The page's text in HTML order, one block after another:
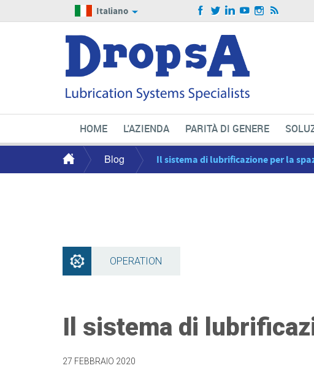
Italiano
HOME L'AZIENDA PARITÀ DI GENERE
Blog Il sistema di lubrificazione per la
OPERATION
Il sistema di
27 FEBBRAIO 2020